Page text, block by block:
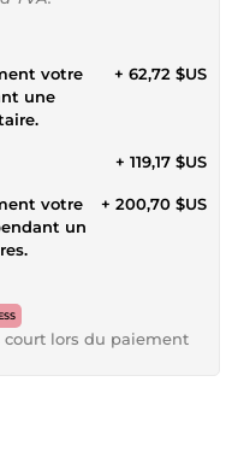
votre
une
+ 62,72 $US
+ 119,17 $US
votre
un
+ 200,70 $US
court lors du paiement